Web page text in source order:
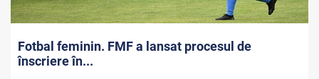
Fotbal feminin. FMF a lansat procesul de
înscriere în...